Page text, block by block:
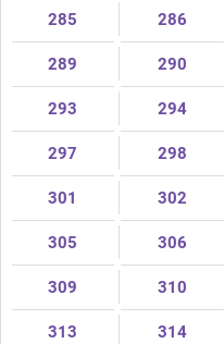
285 286
289 290
293 294
297 298
301 302
305 306
309 310
313 314